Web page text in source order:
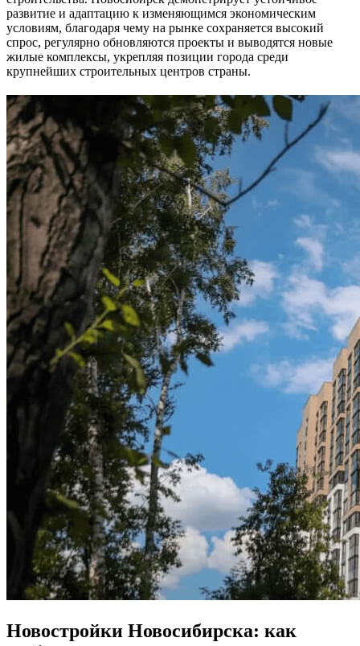
развитие и адаптацию к изменяющимся экономическим
условиям, благодаря чему на рынке сохраняется высокий
спрос, регулярно обновляются проекты и выводятся новые
жилые комплексы, укрепляя позиции города среди
крупнейших строительных центров страны.
Новостройки Новосибирска: как